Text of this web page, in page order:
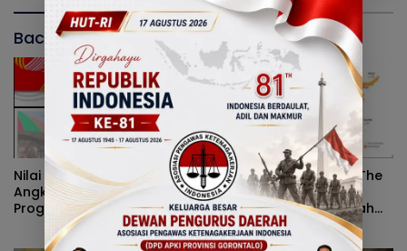
Baca Juga
Nilai Tukar Petani Naik,
Angka Kemiskinan Turun,
Program Gusnar-Idah
Jadi Penggerak Ekonomi
Dan Dinikmati Masyarakat
Peran Pemerintah On The
Track, Pertumbuhan
Ekonomi Stabil Ditengah
Efisiensi Anggaran